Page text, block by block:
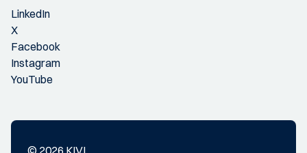
LinkedIn
X
Facebook
Instagram
YouTube